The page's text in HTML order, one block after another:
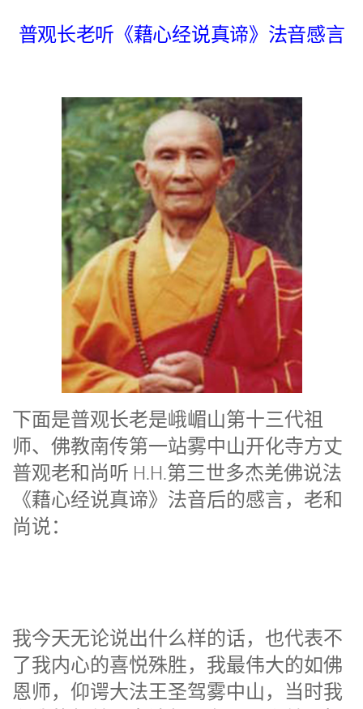
普观长老听《藉心经说真谛》法音感言
下面是普观长老是峨嵋山第十三代祖
师、佛教南传第一站雾中山开化寺方丈
普观老和尚听 H.H.第三世多杰羌佛说法
《藉心经说真谛》法音后的感言，老和
尚说：
我今天无论说出什么样的话，也代表不
了我内心的喜悦殊胜，我最伟大的如佛
恩师，仰谔大法王圣驾雾中山，当时我